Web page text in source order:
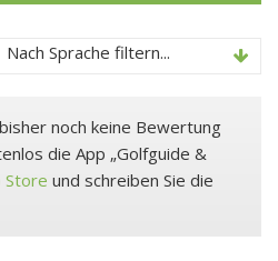
Nach Sprache filtern...
noch keine Bewertung
die App „Golfguide &
Store und schreiben Sie die